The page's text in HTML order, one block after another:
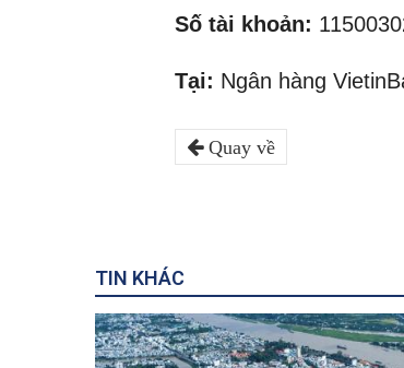
Số tài khoản:
Tại: Ngân hàng
Quay về
TIN KHÁC